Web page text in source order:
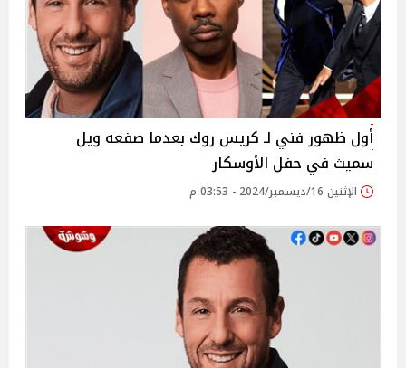
أول ظهور فني لـ كريس روك بعدما صفعه ويل
سميث في حفل الأوسكار
الإثنين 16/ديسمبر/2024 - 03:53 م